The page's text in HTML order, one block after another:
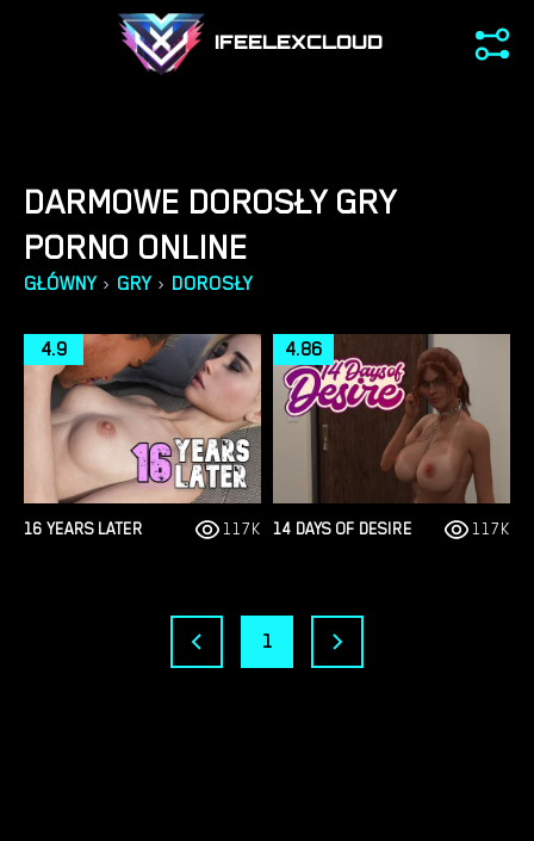
IFEELEXCLOUD
DARMOWE DOROSŁY GRY
PORNO ONLINE
GŁÓWNY › GRY › DOROSŁY
16 YEARS LATER
4.9
117K 14 DAYS OF DESIRE
4.86
117K
1